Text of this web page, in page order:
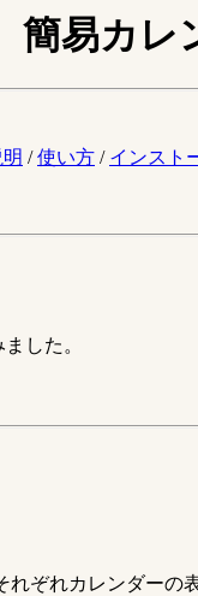
簡易カレ
/使い方 / インスト
した。
ぞれカレンダーの